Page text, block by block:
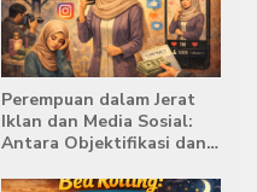
Perempuan dalam Jerat
Iklan dan Media Sosial:
Antara Objektifikasi dan